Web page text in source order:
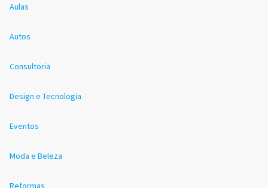
Aulas
Autos
Consultoria
Design e Tecnologia
Eventos
Moda e Beleza
Reformas